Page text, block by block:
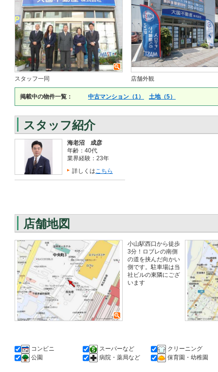
スタッフ一同 店舗外観
掲載中の物件一覧： 中古マンション（1） 土地（5）
スタッフ紹介
海老沼 成彦
年齢：40代
業界経験：23年
詳しくはこちら
店舗地図
小山駅西口から徒歩
3分！ロブレの南側
の道を挟んだ向かい
側です。駐車場は当
社ビルの東隣にござ
います
コンビニ スーパーなど
クリーニング
公園
病院・薬局など 保育園・幼稚園